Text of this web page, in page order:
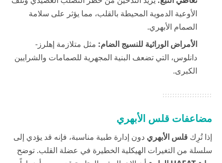
الأوعية الدموية المحيطة بالقلب، مما يؤثر على سلامة
الصمام الأبهري.
الأمراض الوراثية للنسيج الضام: مثل متلازمة إهلرز-
دانلوس، التي تضعف البنية المجهرية للصمامات والشرايين
الكبرى.
مضاعفات قلس الأبهري
إذا تُرِك قلس الأبهري دون إدارة طبية مناسبة، فإنه قد يؤدي إلى
سلسلة من التغيرات الهيكلية الخطيرة في عضلة القلب. توضح